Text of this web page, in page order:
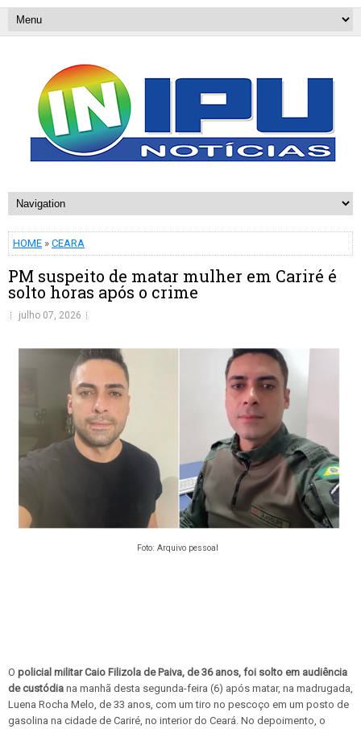
HOME » CEARA
PM suspeito de matar mulher em Cariré é
solto horas após o crime
julho 07, 2026
Foto: Arquivo pessoal
O policial militar Caio Filizola de Paiva, de 36 anos, foi solto em audiência
de custódia na manhã desta segunda-feira (6) após matar, na madrugada,
Luena Rocha Melo, de 33 anos, com um tiro no pescoço em um posto de
gasolina na cidade de Cariré, no interior do Ceará. No depoimento, o